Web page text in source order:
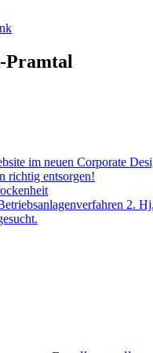
Pramtal
im neuen Corporate
richtig entsorgen!
2.